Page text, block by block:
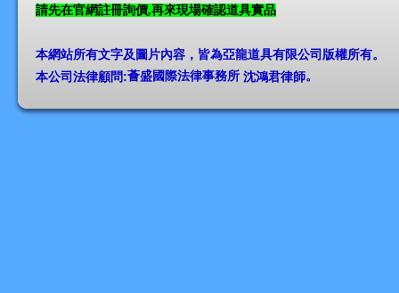
請先在官網註冊詢價,再來現場確認道具實品
本網站所有文字及圖片內容，皆為亞龍道具有限公司版權所有。
本公司法律顧問:薈盛國際法律事務所 沈鴻君律師。